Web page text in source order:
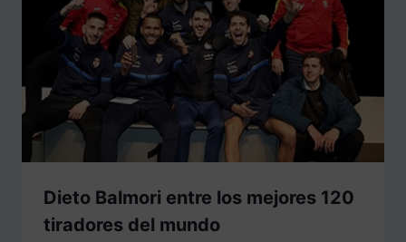
Dieto Balmori entre los mejores 120
tiradores del mundo